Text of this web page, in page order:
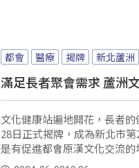
都會 醫療 揭牌 新北蘆洲
滿足長者聚會需求 蘆洲
文化健康站遍地開花，長者
28日正式揭牌，成為新北市
是有促進都會原漢文化交流的場域。 蘆洲文健站長者
春義）：「我非常高興！如今